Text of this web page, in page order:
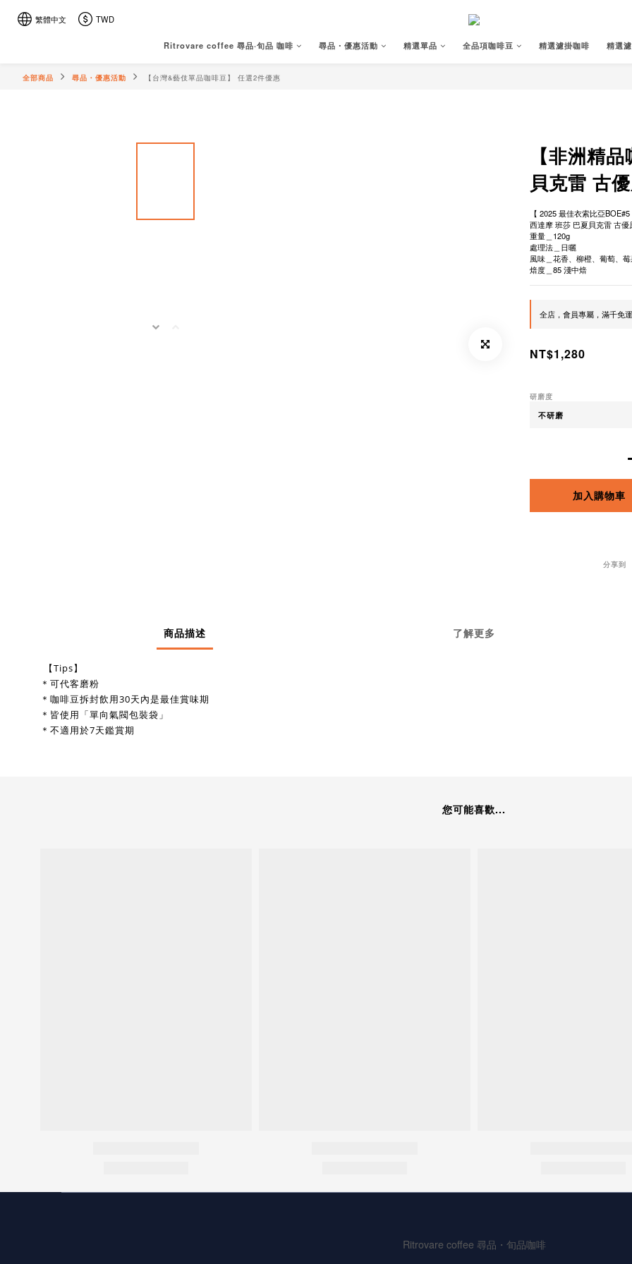
繁體中文 TWD
Ritrovare coffee 尋品·旬品 咖啡 尋品・優惠活動 精選單品 全品項咖啡豆 精選濾掛咖啡 精選
全部商品 尋品・優惠活動 【台灣&藝伎單品咖啡豆】 任選2件優惠
【非洲精
貝克雷 古
【 2025 最佳衣索比亞BOE#5
西達摩 班莎 巴夏貝克雷 古優
重量＿120g
處理法＿日曬
風味＿花香、柳橙、葡萄、
焙度＿85 淺中焙
全店，會員專屬，滿千免運
NT$1,280
研磨度
加入購物車
分享到
商品描述 了解更多
【Tips】
＊可代客磨粉
＊咖啡豆拆封飲用30天內是最佳賞味期
＊皆使用「單向氣閥包裝袋」
＊不適用於7天鑑賞期
您可能喜歡...
Ritrovare coffee 尋品・旬品咖啡